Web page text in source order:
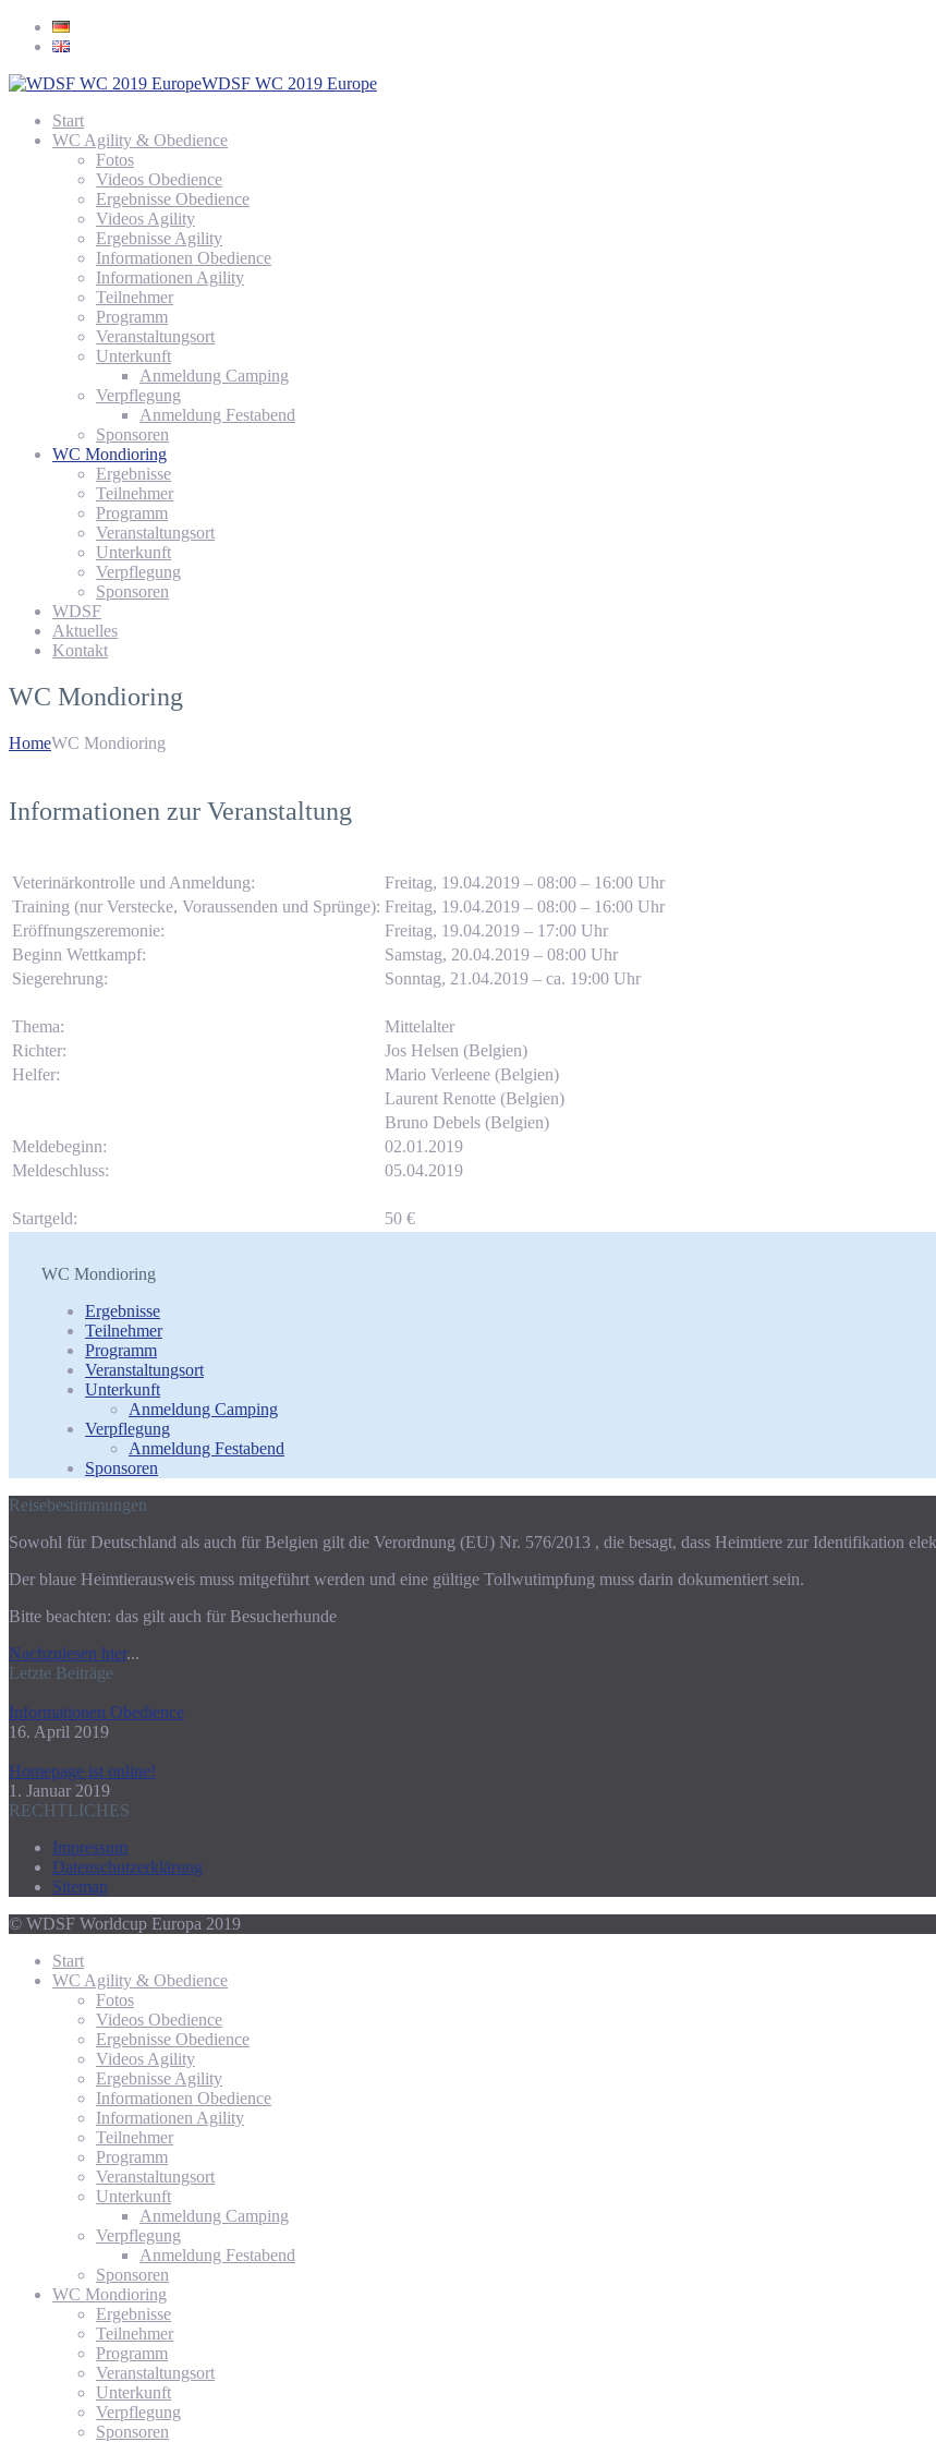
WDSF WC 2019 Europe
Start
WC Agility & Obedience
Fotos
Videos Obedience
Ergebnisse Obedience
Videos Agility
Ergebnisse Agility
Informationen Obedience
Informationen Agility
Teilnehmer
Programm
Veranstaltungsort
Unterkunft
Anmeldung Camping
Verpflegung
Anmeldung Festabend
Sponsoren
WC Mondioring
Ergebnisse
Teilnehmer
Programm
Veranstaltungsort
Unterkunft
Verpflegung
Sponsoren
WDSF
Aktuelles
Kontakt
WC Mondioring
HomeWC Mondioring
Informationen zur Veranstaltung
Veterinärkontrolle und Anmeldung:
Freitag, 19.04.2019 – 08:00 – 16:00 Uhr
Training (nur Verstecke, Voraussenden und Sprünge): Freitag, 19.04.2019 – 08:00 – 16:00 Uhr
Eröffnungszeremonie:
Freitag, 19.04.2019 – 17:00 Uhr
Beginn Wettkampf:
Samstag, 20.04.2019 – 08:00 Uhr
Siegerehrung:
Sonntag, 21.04.2019 – ca. 19:00 Uhr
Thema:
Mittelalter
Richter:
Jos Helsen (Belgien)
Helfer:
Mario Verleene (Belgien)
Laurent Renotte (Belgien)
Bruno Debels (Belgien)
Meldebeginn:
02.01.2019
Meldeschluss:
05.04.2019
Startgeld: 50 €
WC Mondioring
Ergebnisse
Teilnehmer
Programm
Veranstaltungsort
Unterkunft
Anmeldung Camping
Verpflegung
Anmeldung Festabend
Sponsoren
Reisebestimmungen
Sowohl für Deutschland als auch für Belgien gilt die Verordnung (EU) Nr. 576/2013 , die besagt, dass Heimtiere zur Identifikation
Der blaue Heimtierausweis muss mitgeführt werden und eine gültige Tollwutimpfung muss darin dokumentiert sein.
Bitte beachten: das gilt auch für Besucherhunde
Nachzulesen hier...
Letzte Beiträge
Informationen Obedience
16. April 2019
Homepage ist online!
1. Januar 2019
RECHTLICHES
Impressum
Datenschutzerklärung
Sitemap
© WDSF Worldcup Europa 2019
Start
WC Agility & Obedience
Fotos
Videos Obedience
Ergebnisse Obedience
Videos Agility
Ergebnisse Agility
Informationen Obedience
Informationen Agility
Teilnehmer
Programm
Veranstaltungsort
Unterkunft
Anmeldung Camping
Verpflegung
Anmeldung Festabend
Sponsoren
WC Mondioring
Ergebnisse
Teilnehmer
Programm
Veranstaltungsort
Unterkunft
Verpflegung
Sponsoren